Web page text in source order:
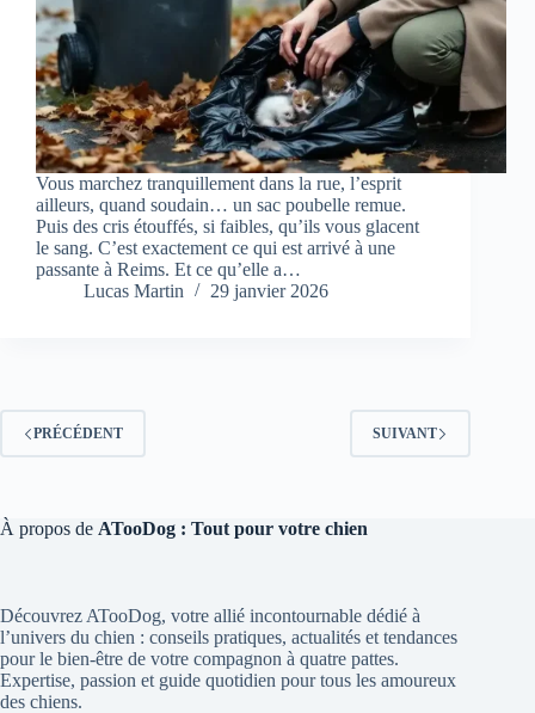
Vous marchez tranquillement dans la rue, l’esprit
ailleurs, quand soudain… un sac poubelle remue.
Puis des cris étouffés, si faibles, qu’ils vous glacent
le sang. C’est exactement ce qui est arrivé à une
passante à Reims. Et ce qu’elle a…
Lucas Martin
29 janvier 2026
PRÉCÉDENT SUIVANT
À propos de ATooDog : Tout pour votre chien
Découvrez ATooDog, votre allié incontournable dédié à
l’univers du chien : conseils pratiques, actualités et tendances
pour le bien-être de votre compagnon à quatre pattes.
Expertise, passion et guide quotidien pour tous les amoureux
des chiens.